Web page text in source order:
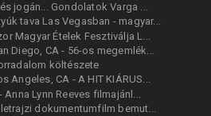
jogán... Gondolatok Varga ...
tava Las Vegasban - magyar...
Magyar Ételek Fesztiválja L...
Diego, CA - 56-os megemlék...
költészete
Angeles, CA - A HIT KIÁRUS...
Lynn Reeves filmajánl...
dokumentumfilm bemut...